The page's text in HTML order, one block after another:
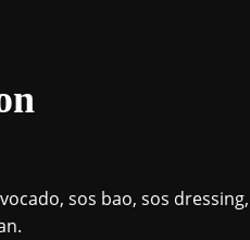
sos bao, sos dressing,